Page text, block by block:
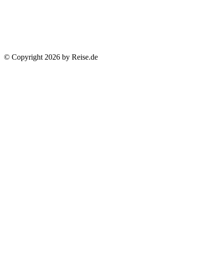
© Copyright 2026 by Reise.de